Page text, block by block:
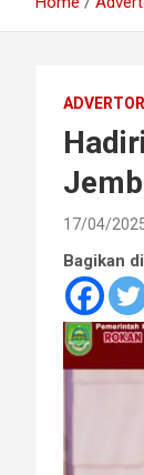
17/04/
Bagikan